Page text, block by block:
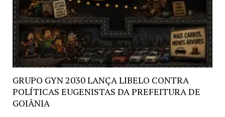
GRUPO GYN 2030 LANÇA LIBELO CONTRA
POLÍTICAS EUGENISTAS DA PREFEITURA DE
GOIÂNIA